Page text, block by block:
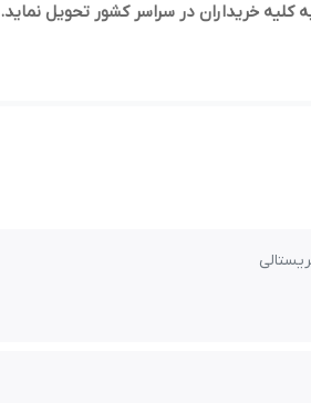
کلیه خریداران در سراسر کشور تحویل نماید.